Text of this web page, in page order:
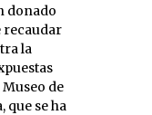
recaudar
la
de
que se ha